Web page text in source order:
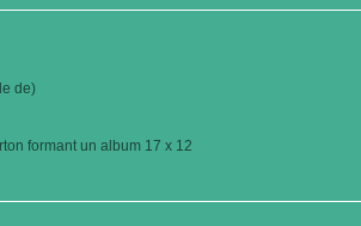
de)
formant un album 17 x 12